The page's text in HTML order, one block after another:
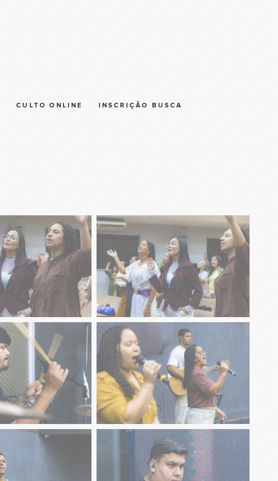
CULTO ONLINE INSCRIÇÃO BUSCA